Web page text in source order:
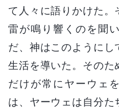
て人々に語りかけた。
雷が鳴り響くのを聞
だ、神はこのようにし
生活を導いた。そのた
だけが常にヤーウェ
は、ヤーウェは自分た